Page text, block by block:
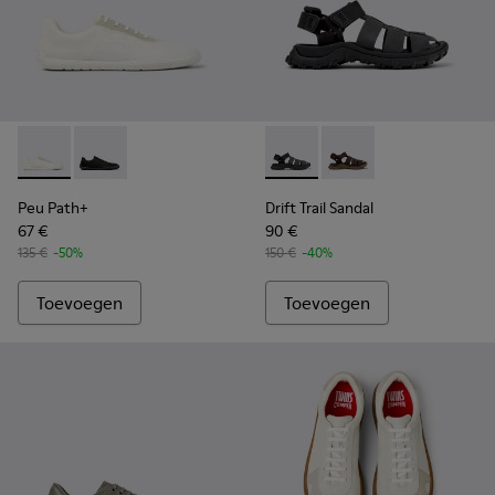
Peu Path+ - K101100-001 - Witte en beige sneakers van
Peu Path+ - K101100-002
Peu Path+
67 €
135 € -50%
Toevoegen
Drift Trail Sandal -
Drift Trail Sandal -
Drift Trail Sandal
90 €
150 € -40%
Toevoegen